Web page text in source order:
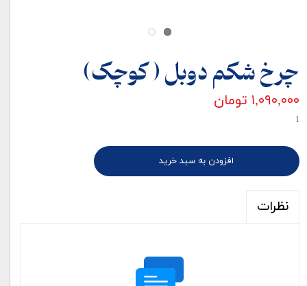
چرخ شکم دوبل ( کوچک)
۱,۰۹۰,۰۰۰ تومان
1
افزودن به سبد خرید
نظرات